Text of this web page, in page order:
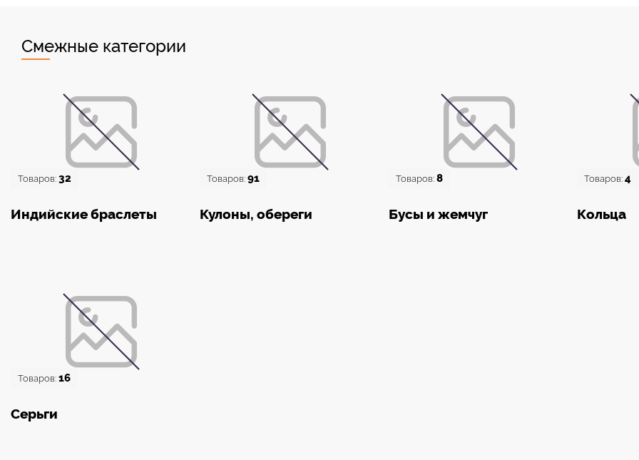
Смежные категории
Товаров: 32
Индийские браслеты
Товаров: 91
Кулоны, обереги
Товаров: 8
Бусы и жемчуг
Товаров:4
Кольца
Товаров: 16
Серьги